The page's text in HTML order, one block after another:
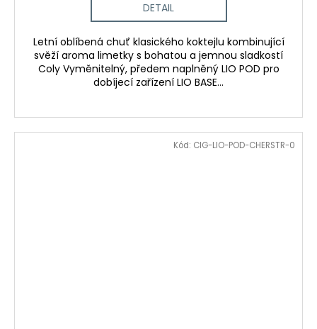
DETAIL
Letní oblíbená chuť klasického koktejlu kombinující
svěží aroma limetky s bohatou a jemnou sladkostí
Coly Vyměnitelný, předem naplněný LIO POD pro
dobíjecí zařízení LIO BASE...
Kód: CIG-LIO-POD-CHERSTR-0